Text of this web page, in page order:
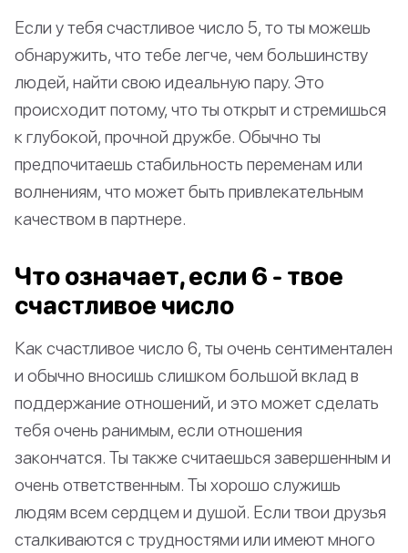
Если у тебя счастливое число 5, то ты можешь
обнаружить, что тебе легче, чем большинству
людей, найти свою идеальную пару. Это
происходит потому, что ты открыт и стремишься
к глубокой, прочной дружбе. Обычно ты
предпочитаешь стабильность переменам или
волнениям, что может быть привлекательным
качеством в партнере.
Что означает, если 6 - твое
счастливое число
Как счастливое число 6, ты очень сентиментален
и обычно вносишь слишком большой вклад в
поддержание отношений, и это может сделать
тебя очень ранимым, если отношения
закончатся. Ты также считаешься завершенным и
очень ответственным. Ты хорошо служишь
людям всем сердцем и душой. Если твои друзья
сталкиваются с трудностями или имеют много